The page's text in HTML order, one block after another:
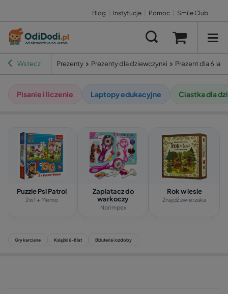
Blog Instytucje Pomoc Smile Club
Wstecz Prezenty Prezenty dla dziewczynki Prezent dla 6
Pisanie i liczenie Laptopy edukacyjne Ciastka dla
Puzzle Psi Patrol
2w1 + Memo
Zaplatacz do
warkoczy
Norimpex
Rok w lesie
Znajdź zwierzaka
Gry karciane Książki 6-8 lat Biżuteria i ozdoby